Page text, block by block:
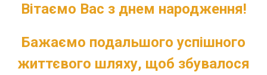
Вітаємо Вас з днем народження!
Бажаємо подальшого успішного
життєвого шляху, щоб збувалося